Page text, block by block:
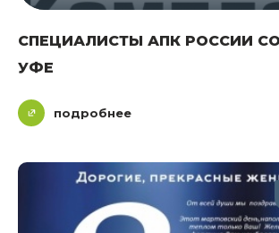
СПЕЦИАЛИСТЫ АПК РОССИИ
УФЕ
подробнее